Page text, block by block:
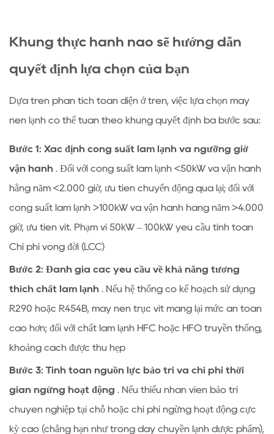
Khung thực hành nào sẽ hướng dẫn
quyết định lựa chọn của bạn
Dựa trên phân tích toàn diện ở trên, việc lựa chọn máy
nén lạnh có thể tuân theo khung quyết định ba bước sau:
Bước 1: Xác định công suất làm lạnh và ngưỡng giờ
vận hành . Đối với công suất làm lạnh <50kW và vận hành
hằng năm <2.000 giờ, ưu tiên chuyển động qua lại; đối với
công suất làm lạnh >100kW và vận hành hàng năm >4.000
giờ, ưu tiên vít. Phạm vi 50kW – 100kW yêu cầu tính toán
Chi phí vòng đời (LCC)
Bước 2: Đánh giá các yêu cầu về khả năng tương
thích chất làm lạnh . Nếu hệ thống có kế hoạch sử dụng
R290 hoặc R454B, máy nén trục vít mang lại mức an toàn
cao hơn; đối với chất làm lạnh HFC hoặc HFO truyền thống,
khoảng cách được thu hẹp
Bước 3: Tính toán nguồn lực bảo trì và chi phí thời
gian ngừng hoạt động . Nếu thiếu nhân viên bảo trì
chuyên nghiệp tại chỗ hoặc chi phí ngừng hoạt động cực
kỳ cao (chẳng hạn như trong dây chuyền lạnh dược phẩm),